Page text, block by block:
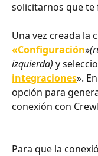
solicitarnos que
Una vez creada la
«Configuración»
izquierda) y
integraciones».
opción para
conexión con
Para que la